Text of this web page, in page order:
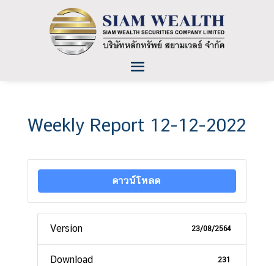
Weekly Report 12-12-2022
ดาวน์โหลด
Version 23/08/2564
Download 231